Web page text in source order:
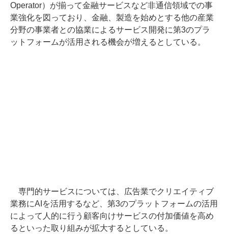
Operator）が揃って金融サービスなど非通信領域での事
業強化を図っており、金融、製造を始めとする他の産業
分野の事業者との協業によるサービス開発に第3のプラ
ットフォームが活用される機会が増えるとしている。
専門的サービスについては、広告業でクリエイティブ
業務にAIを活用するなど、第3のプラットフォームの活用
によって人的に行う顧客向けサービスの付加価値を高め
るといった取り組みが拡大するとしている。